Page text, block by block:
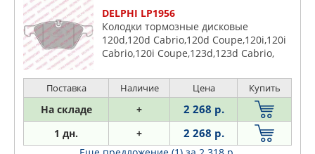
DELPHI LP1956
Колодки тормозные дисковые
120d,120d Cabrio,120d Coupe,120i,120i
Cabrio,120i Coupe,123d,123d Cabrio,
Поставка Наличие Цена Купить
На складе + 2 268 р.
1 дн. + 2 268 р.